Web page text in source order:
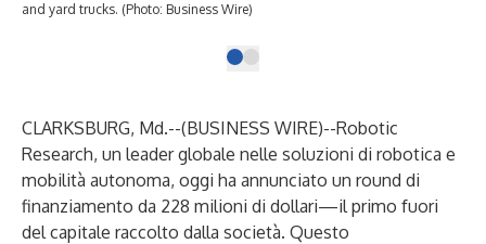
and yard trucks. (Photo: Business Wire)
CLARKSBURG, Md.--(BUSINESS WIRE)--Robotic
Research, un leader globale nelle soluzioni di robotica e
mobilità autonoma, oggi ha annunciato un round di
finanziamento da 228 milioni di dollari—il primo fuori
del capitale raccolto dalla società. Questo